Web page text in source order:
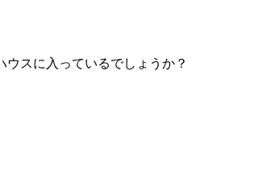
スに入っているでしょうか？